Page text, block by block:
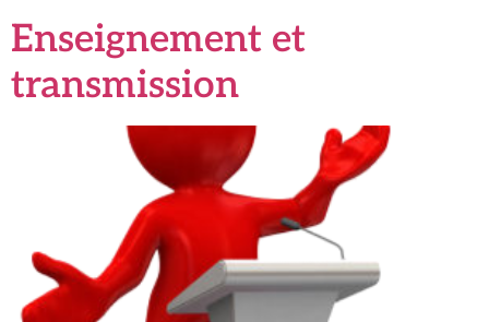
Enseignement et
transmission